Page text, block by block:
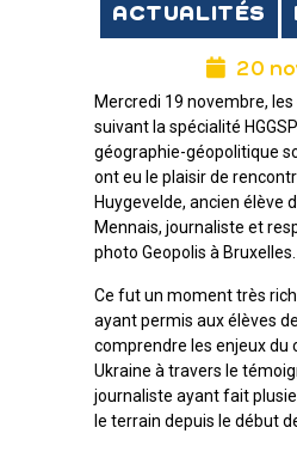
ACTUALITÉS
20
Mercredi 19 novembre,
suivant la spécialité
géographie-géopolitique
ont eu le plaisir de
Huygevelde, ancien élève
Mennais, journaliste et
photo Geopolis à Bruxelles.
Ce fut un moment très
ayant permis aux élèves
comprendre les enjeux du
Ukraine à travers le
journaliste ayant fait
le terrain depuis le début